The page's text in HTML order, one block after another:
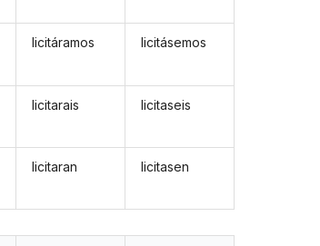
licitáramos
licitarais
licitaran
licitásemos
licitaseis
licitasen